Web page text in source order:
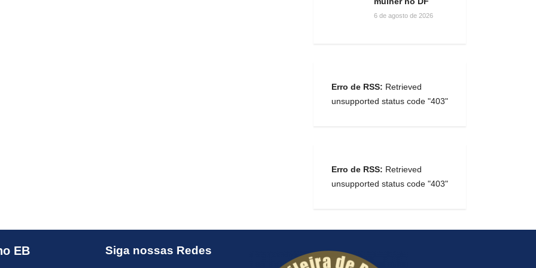
6 de agosto de 2026
Erro de RSS: Retrieved
unsupported status code "403"
Erro de RSS: Retrieved
unsupported status code "403"
EB Siga nossas Redes